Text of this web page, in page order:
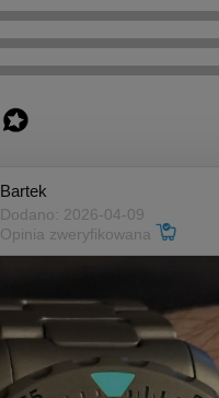
Bartek
Dodano: 2026-04-09
Opinia zweryfikowana